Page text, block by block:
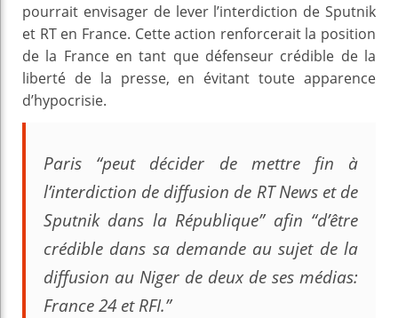
pourrait envisager de lever l’interdiction de Sputnik
et RT en France. Cette action renforcerait la position
de la France en tant que défenseur crédible de la
liberté de la presse, en évitant toute apparence
d’hypocrisie.
Paris “peut décider de mettre fin à
l’interdiction de diffusion de RT News et de
Sputnik dans la République” afin “d’être
crédible dans sa demande au sujet de la
diffusion au Niger de deux de ses médias:
France 24 et RFI.”